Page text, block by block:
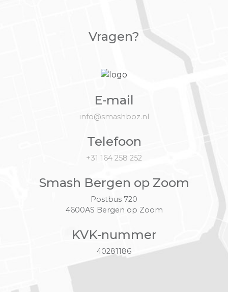
Vragen?
E-mail
info@smashboz.nl
Telefoon
+31 164 258 252
Smash Bergen op Zoom
Postbus 720
4600AS Bergen op Zoom
KVK-nummer
40281186